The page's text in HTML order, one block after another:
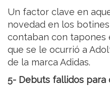
Un factor clave en
novedad en los
contaban con tapones
que se le ocurrió a
de la marca Adidas.
5- Debuts fallidos para